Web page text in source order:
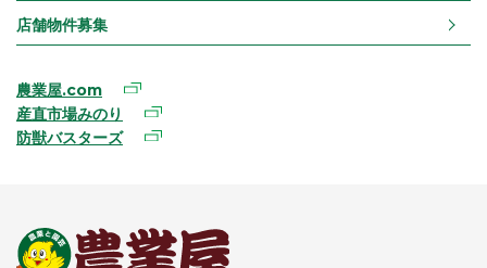
店舗物件募集
農業屋.com
産直市場みのり
防獣バスターズ